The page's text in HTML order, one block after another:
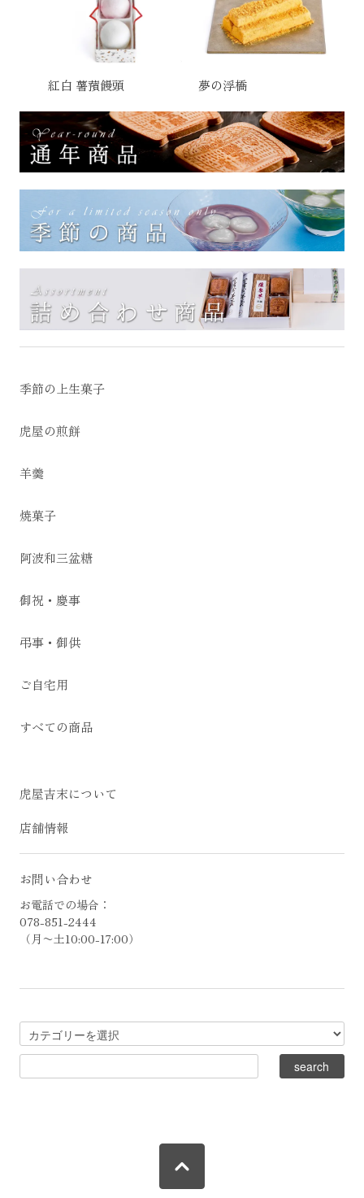
紅白 薯蕷饅頭 夢の浮橋
季節の上生菓子
虎屋の煎餅
羊羹
焼菓子
阿波和三盆糖
御祝・慶事
弔事・御供
ご自宅用
すべての商品
虎屋吉末について
店舗情報
お問い合わせ
お電話での場合：
078-851-2444
（月〜土10:00-17:00）